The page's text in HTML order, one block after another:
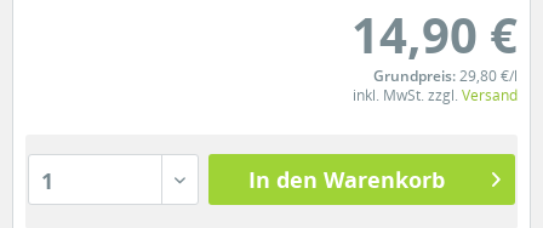
14,90 €
Grundpreis:29,80 €/l
inkl. MwSt. zzgl. Versand
1 In den Warenkorb